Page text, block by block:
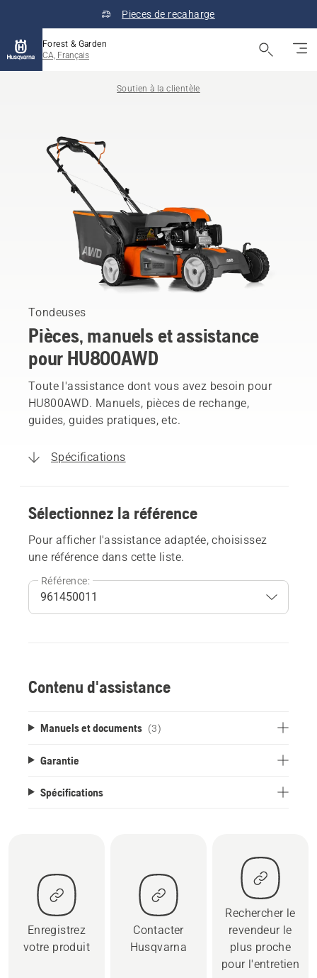
Pieces de recaharge
Forest & Garden
CA, Français
Soutien à la clientèle
Tondeuses
Pièces, manuels et assistance
pour HU800AWD
Toute l'assistance dont vous avez besoin pour
HU800AWD. Manuels, pièces de rechange,
guides, guides pratiques, etc.
Spécifications
Sélectionnez la référence
Pour afficher l'assistance adaptée, choisissez
une référence dans cette liste.
Référence:
Contenu d'assistance
Manuels et documents (3)
Garantie
Spécifications
Enregistrez
votre produit
Contacter
Husqvarna
Rechercher le
revendeur le
plus proche
pour l'entretien